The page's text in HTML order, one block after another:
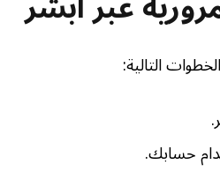
التالية:
حسابك.